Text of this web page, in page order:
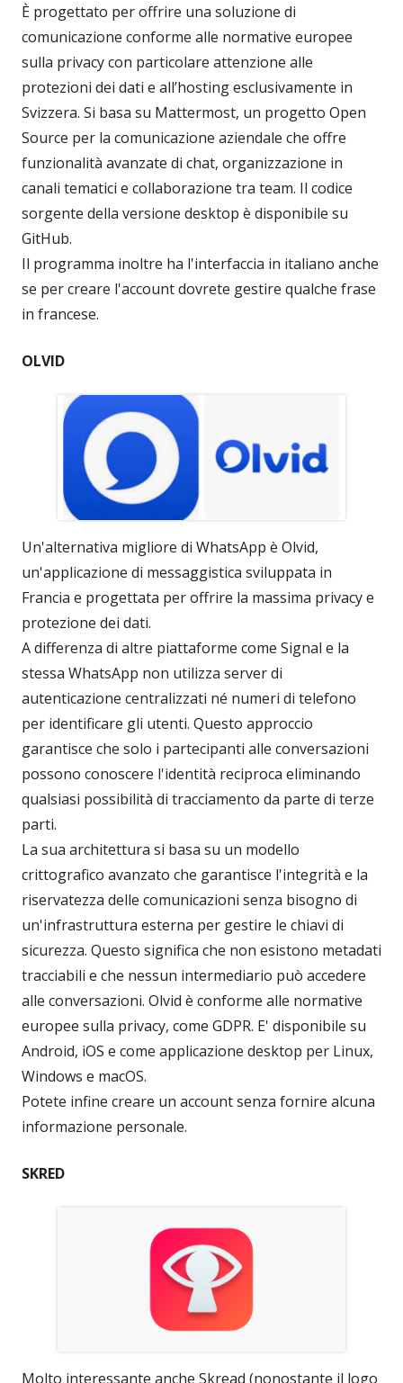
È progettato per offrire una soluzione di
comunicazione conforme alle normative europee
sulla privacy con particolare attenzione alle
protezioni dei dati e all’hosting esclusivamente in
Svizzera. Si basa su Mattermost, un progetto Open
Source per la comunicazione aziendale che offre
funzionalità avanzate di chat, organizzazione in
canali tematici e collaborazione tra team. Il codice
sorgente della versione desktop è disponibile su
GitHub.
Il programma inoltre ha l'interfaccia in italiano anche
se per creare l'account dovrete gestire qualche frase
in francese.
OLVID
Un'alternativa migliore di WhatsApp è Olvid,
un'applicazione di messaggistica sviluppata in
Francia e progettata per offrire la massima privacy e
protezione dei dati.
A differenza di altre piattaforme come Signal e la
stessa WhatsApp non utilizza server di
autenticazione centralizzati né numeri di telefono
per identificare gli utenti. Questo approccio
garantisce che solo i partecipanti alle conversazioni
possono conoscere l'identità reciproca eliminando
qualsiasi possibilità di tracciamento da parte di terze
parti.
La sua architettura si basa su un modello
crittografico avanzato che garantisce l'integrità e la
riservatezza delle comunicazioni senza bisogno di
un'infrastruttura esterna per gestire le chiavi di
sicurezza. Questo significa che non esistono metadati
tracciabili e che nessun intermediario può accedere
alle conversazioni. Olvid è conforme alle normative
europee sulla privacy, come GDPR. E' disponibile su
Android, iOS e come applicazione desktop per Linux,
Windows e macOS.
Potete infine creare un account senza fornire alcuna
informazione personale.
SKRED
Molto interessante anche Skread (nonostante il logo